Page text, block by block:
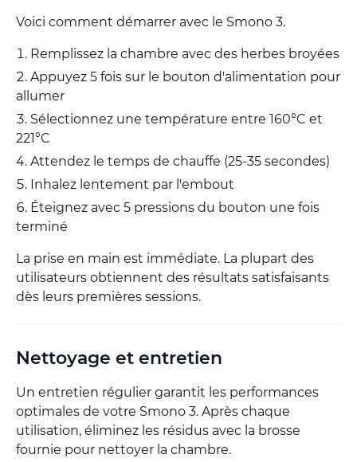
Voici comment démarrer avec le Smono 3.
Remplissez la chambre avec des herbes broyées
Appuyez 5 fois sur le bouton d'alimentation pour
allumer
Sélectionnez une température entre 160°C et
221°C
Attendez le temps de chauffe (25-35 secondes)
Inhalez lentement par l'embout
Éteignez avec 5 pressions du bouton une fois
terminé
La prise en main est immédiate. La plupart des
utilisateurs obtiennent des résultats satisfaisants
dès leurs premières sessions.
Nettoyage et entretien
Un entretien régulier garantit les performances
optimales de votre Smono 3. Après chaque
utilisation, éliminez les résidus avec la brosse
fournie pour nettoyer la chambre.